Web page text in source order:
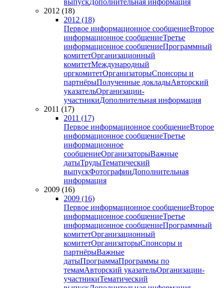
выпускДополнительная информация
2012 (18)
2012 (18)
Первое информационное сообщениеВторое
информационное сообщениеТретье
информационное сообщениеПрограммный
комитетОрганизационный
комитетМеждународный
оргкомитетОрганизаторыСпонсоры и
партнёрыПолученные докладыАвторский
указательОрганизации-
участникиДополнительная информация
2011 (17)
2011 (17)
Первое информационное сообщениеВторое
информационное сообщениеТретье
информационное
сообщениеОрганизаторыВажные
датыТрудыТематический
выпускФотографииДополнительная
информация
2009 (16)
2009 (16)
Первое информационное сообщениеВторое
информационное сообщениеТретье
информационное сообщениеПрограммный
комитетОрганизационный
комитетОрганизаторыСпонсоры и
партнёрыВажные
датыПрограммаПрограммы по
темамАвторский указательОрганизации-
участникиТематический